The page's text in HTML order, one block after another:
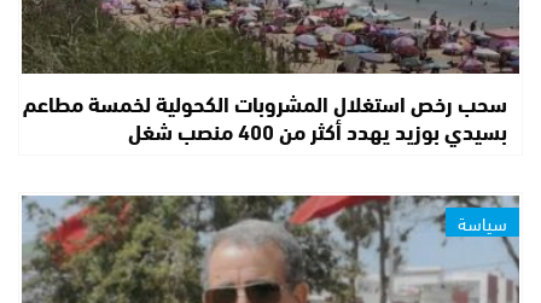
سحب رخص استغلال المشروبات الكحولية لخمسة مطاعم
بسيدي بوزيد يهدد أكثر من 400 منصب شغل
سياسة